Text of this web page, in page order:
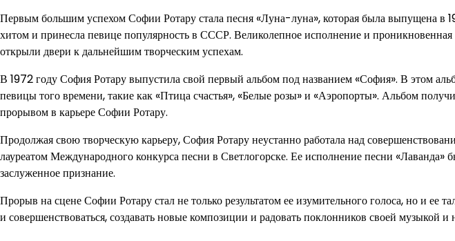
Первым большим успехом Софии Ротару стала песня «Луна-луна», которая была выпущена в
хитом и принесла певице популярность в СССР. Великолепное исполнение и
открыли двери к дальнейшим творческим успехам.
В 1972 году София Ротару выпустила свой первый альбом под названием «София». В этом
певицы того времени, такие как «Птица счастья», «Белые розы» и «Аэропорты». Альбом
прорывом в карьере Софии Ротару.
Продолжая свою творческую карьеру, София Ротару неустанно работала над
лауреатом Международного конкурса песни в Светлогорске. Ее исполнение песни
заслуженное признание.
Прорыв на сцене Софии Ротару стал не только результатом ее изумительного голоса, но и ее
и совершенствоваться, создавать новые композиции и радовать поклонников своей музыкой